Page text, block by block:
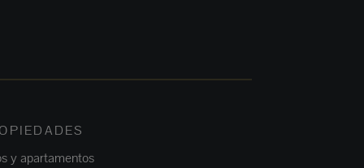
y apartamentos